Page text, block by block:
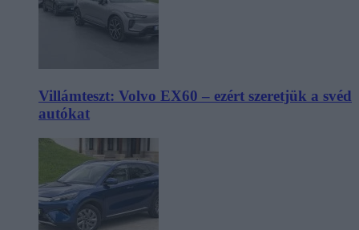
Villámteszt: Volvo EX60 – ezért szeretjük a svéd
autókat